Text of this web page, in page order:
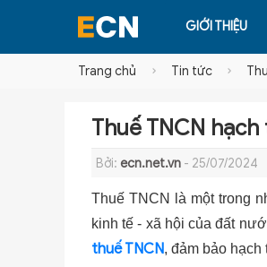
GIỚI THIỆU
Trang chủ Tin tức
Thuế TNCN
Bởi: ecn.net.vn - 25/07/2024
Thuế TNCN là một trong
kinh tế - xã hội của đất
thuế TNCN, đảm bảo hạch